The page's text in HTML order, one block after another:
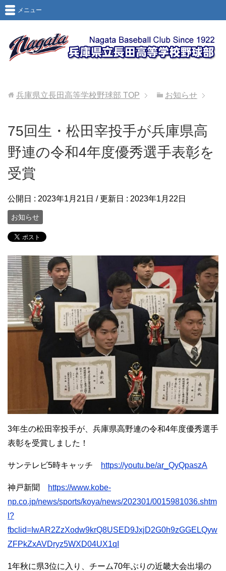
メニュー
兵庫県立長田高等学校野球部 TOP お知らせ
75回生・松田宰投手が兵庫県高
野連の令和4年度優秀選手表彰を
受賞
公開日 : 2023年1月21日 / 更新日 : 2023年1月22日
お知らせ
3年生の松田宰投手が、兵庫県高野連の令和4年度優秀選手
表彰を受賞しました！
サンテレビ5時キャッチ https://youtu.be/ar_QyQpaszA
神戸新聞
https://www.kobe-
np.co.jp/news/sports/koya/news/202301/0015981036.shtm
l?
fbclid=IwAR2ZzXodw9krQ8USED9JxjD2G0h9zGGELQyw
ZFPkZxAVDryz5WXD04UX1qI
1年秋に県3位に入り、チーム70年ぶりの近畿大会出場の